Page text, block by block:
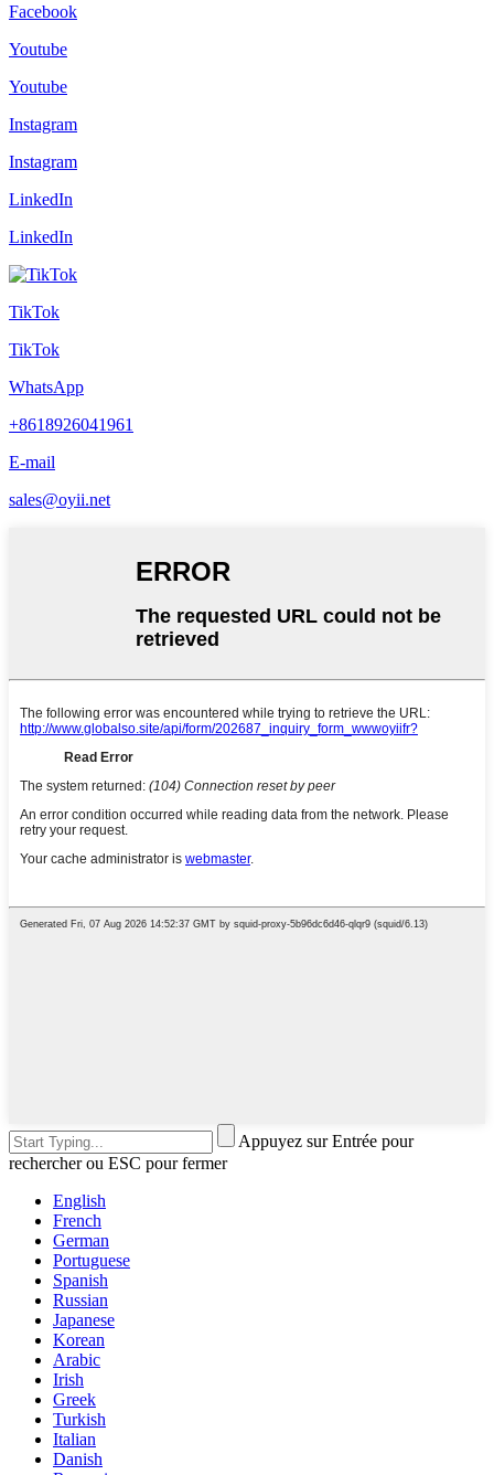
Facebook
Youtube
Youtube
Instagram
Instagram
LinkedIn
LinkedIn
TikTok
TikTok
WhatsApp
+8618926041961
E-mail
sales@oyii.net
Appuyez sur Entrée pour
rechercher ou ESC pour fermer
English
French
German
Portuguese
Spanish
Russian
Japanese
Korean
Arabic
Irish
Greek
Turkish
Italian
Danish